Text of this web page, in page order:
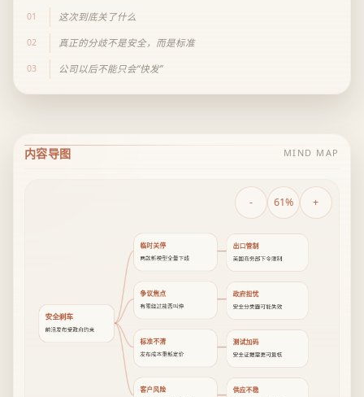
01 这次到底关了什么
02 真正的分歧不是安全，而是标准
03 公司以后不能只会“快发”
内容导图 MIND MAP
- 61% +
安全刹车
前沿发布受政府约束
临时关停
两款新模型全量下线
出口管制
美国商务部下令限制
争议焦点
有限绕过能否叫停
政府担忧
安全分类器可能失效
标准不清
发布成本重新定价
测试加码
安全证据需更可复核
客户风险 供应不稳